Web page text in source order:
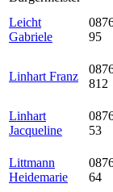
Leicht
Gabriele
95
Linhart Franz
812
Linhart
Jacqueline
53
Littmann
Heidemarie
64